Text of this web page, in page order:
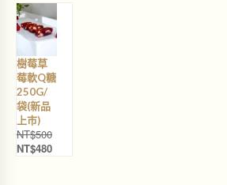
價
格
：
T
$
5
0
0
。
格
：
$
。
樹莓草
莓軟Q糖
250G/
袋(新品
上巿)
NT$500
原
NT$480目